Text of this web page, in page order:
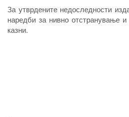
За утврдените недоследности
наредби за нивно отстранување
казни.